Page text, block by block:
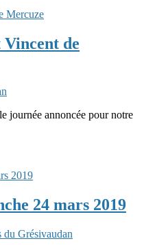
Vincent de
journée annoncée pour notre
24 mars 2019
du Grésivaudan